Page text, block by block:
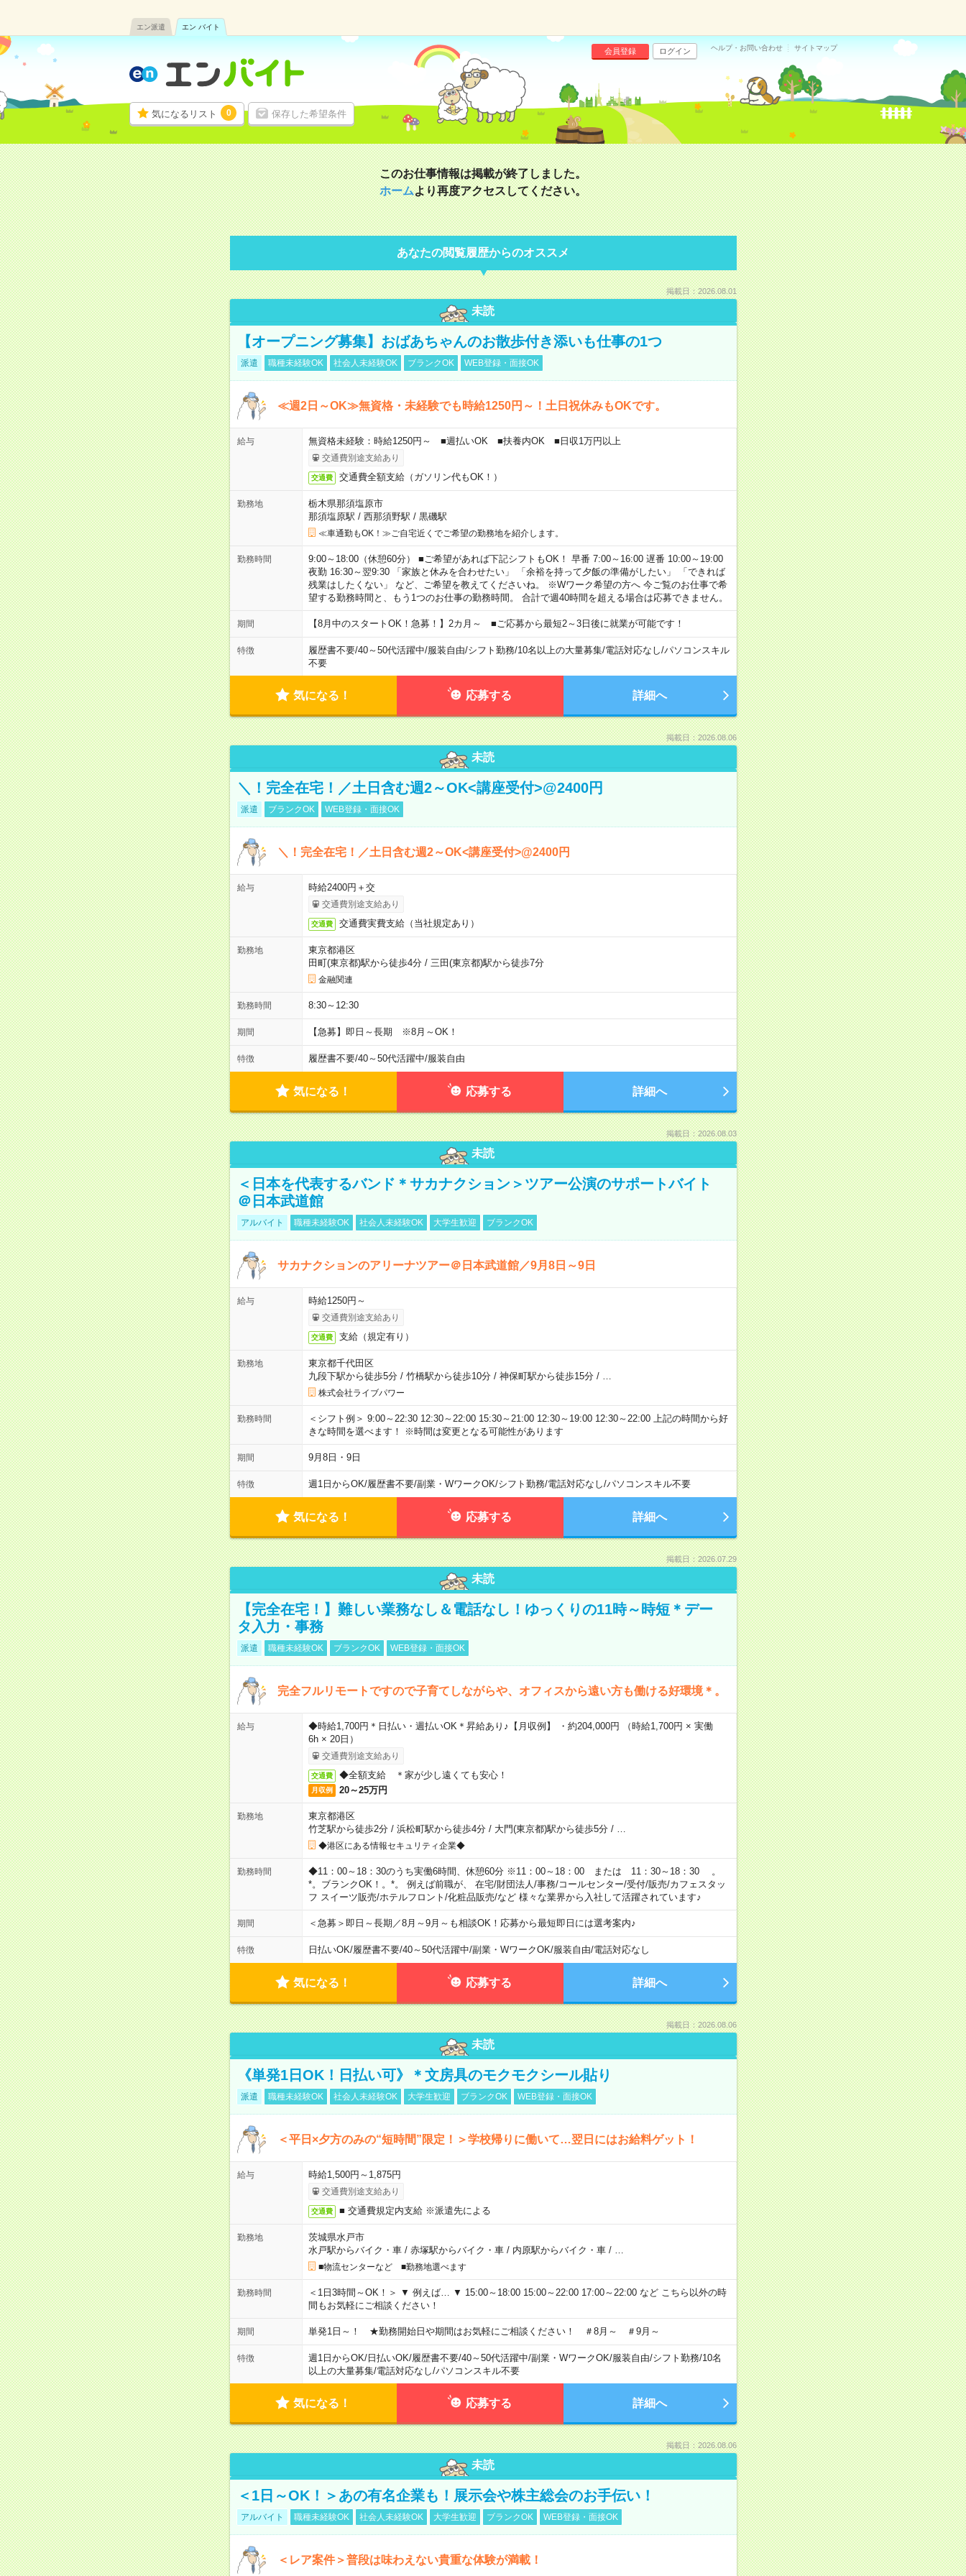
エン派遣 エン バイト
気になるリスト 0 保存した希望条件
会員登録 ログイン ヘルプ・お問い合わせ サイトマップ
このお仕事情報は掲載が終了しました。
ホームより再度アクセスしてください。
あなたの閲覧履歴からのオススメ
掲載日：2026.08.01
未読
【オープニング募集】おばあちゃんのお散歩付き添いも仕事の1つ
派遣 職種未経験OK 社会人未経験OK ブランクOK WEB登録・面接OK
≪週2日～OK≫無資格・未経験でも時給1250円～！土日祝休みもOKです。
給与 無資格未経験：時給1250円～ ■週払いOK ■扶養内OK ■日収1万円以上
交通費別途支給あり
交通費 交通費全額支給（ガソリン代もOK！）
勤務地
栃木県那須塩原市
那須塩原駅 / 西那須野駅 / 黒磯駅
≪車通勤もOK！≫ご自宅近くでご希望の勤務地を紹介します。
勤務時間
9:00～18:00（休憩60分） ■ご希望があれば下記シフトもOK！ 早番 7:00～16:00 遅番 10:00～19:00
夜勤 16:30～翌9:30 「家族と休みを合わせたい」 「余裕を持って夕飯の準備がしたい」 「できれば
残業はしたくない」 など、ご希望を教えてくださいね。 ※Wワーク希望の方へ 今ご覧のお仕事で希
望する勤務時間と、もう1つのお仕事の勤務時間。 合計で週40時間を超える場合は応募できません。
期間 【8月中のスタートOK！急募！】2カ月～ ■ご応募から最短2～3日後に就業が可能です！
特徴 履歴書不要/40～50代活躍中/服装自由/シフト勤務/10名以上の大量募集/電話対応なし/パソコンスキル
不要
気になる！ 応募する 詳細へ
掲載日：2026.08.06
未読
＼！完全在宅！／土日含む週2～OK<講座受付>@2400円
派遣 ブランクOK WEB登録・面接OK
＼！完全在宅！／土日含む週2～OK<講座受付>@2400円
給与 時給2400円＋交
交通費別途支給あり
交通費 交通費実費支給（当社規定あり）
勤務地
東京都港区
田町(東京都)駅から徒歩4分/ 三田(東京都)駅から徒歩7分
金融関連
勤務時間 8:30～12:30
期間 【急募】即日～長期 ※8月～OK！
特徴 履歴書不要/40～50代活躍中/服装自由
気になる！ 応募する 詳細へ
掲載日：2026.08.03
未読
＜日本を代表するバンド＊サカナクション＞ツアー公演のサポートバイト
＠日本武道館
アルバイト 職種未経験OK 社会人未経験OK 大学生歓迎 ブランクOK
サカナクションのアリーナツアー＠日本武道館／9月8日～9日
給与 時給1250円～
交通費別途支給あり
交通費 支給（規定有り）
勤務地
東京都千代田区
九段下駅から徒歩5分/ 竹橋駅から徒歩10分/ 神保町駅から徒歩15分/ …
株式会社ライブパワー
勤務時間
＜シフト例＞ 9:00～22:30 12:30～22:00 15:30～21:00 12:30～19:00 12:30～22:00 上記の時間から好
きな時間を選べます！ ※時間は変更となる可能性があります
期間 9月8日・9日
特徴 週1日からOK/履歴書不要/副業・WワークOK/シフト勤務/電話対応なし/パソコンスキル不要
気になる！ 応募する 詳細へ
掲載日：2026.07.29
未読
【完全在宅！】難しい業務なし＆電話なし！ゆっくりの11時～時短＊デー
タ入力・事務
派遣 職種未経験OK ブランクOK WEB登録・面接OK
完全フルリモートですので子育てしながらや、オフィスから遠い方も働ける好環境＊。
給与
◆時給1,700円＊日払い・週払いOK＊昇給あり♪【月収例】 ・約204,000円 （時給1,700円 × 実働
6h × 20日）
交通費別途支給あり
交通費 ◆全額支給 ＊家が少し遠くても安心！
月収例 20～25万円
勤務地
東京都港区
竹芝駅から徒歩2分/ 浜松町駅から徒歩4分/ 大門(東京都)駅から徒歩5分/ …
◆港区にある情報セキュリティ企業◆
勤務時間
◆11：00～18：30のうち実働6時間、休憩60分 ※11：00～18：00 または 11：30～18：30 。
*。ブランクOK！。*。 例えば前職が、 在宅/財団法人/事務/コールセンター/受付/販売/カフェスタッ
フ スイーツ販売/ホテルフロント/化粧品販売/など 様々な業界から入社して活躍されています♪
期間 ＜急募＞即日～長期／8月～9月～も相談OK！応募から最短即日には選考案内♪
特徴 日払いOK/履歴書不要/40～50代活躍中/副業・WワークOK/服装自由/電話対応なし
気になる！ 応募する 詳細へ
掲載日：2026.08.06
未読
《単発1日OK！日払い可》＊文房具のモクモクシール貼り
派遣 職種未経験OK 社会人未経験OK 大学生歓迎 ブランクOK WEB登録・面接OK
＜平日×夕方のみの“短時間”限定！＞学校帰りに働いて…翌日にはお給料ゲット！
給与 時給1,500円～1,875円
交通費別途支給あり
交通費 ■ 交通費規定内支給 ※派遣先による
勤務地
茨城県水戸市
水戸駅からバイク・車/ 赤塚駅からバイク・車/ 内原駅からバイク・車/ …
■物流センターなど ■勤務地選べます
勤務時間
＜1日3時間～OK！＞ ▼ 例えば… ▼ 15:00～18:00 15:00～22:00 17:00～22:00 など こちら以外の時
間もお気軽にご相談ください！
期間 単発1日～！ ★勤務開始日や期間はお気軽にご相談ください！ ＃8月～ ＃9月～
特徴 週1日からOK/日払いOK/履歴書不要/40～50代活躍中/副業・WワークOK/服装自由/シフト勤務/10名
以上の大量募集/電話対応なし/パソコンスキル不要
気になる！ 応募する 詳細へ
掲載日：2026.08.06
未読
＜1日～OK！＞あの有名企業も！展示会や株主総会のお手伝い！
アルバイト 職種未経験OK 社会人未経験OK 大学生歓迎 ブランクOK WEB登録・面接OK
＜レア案件＞普段は味わえない貴重な体験が満載！